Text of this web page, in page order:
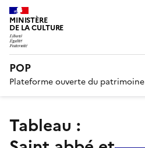
MINISTÈRE
DE LA CULTURE
POP
Plateforme ouverte du patrimoine
Tableau :